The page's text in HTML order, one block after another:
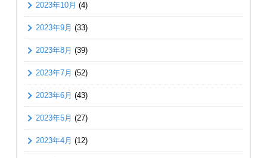
2023年10月 (4)
2023年9月 (33)
2023年8月 (39)
2023年7月 (52)
2023年6月 (43)
2023年5月 (27)
2023年4月 (12)